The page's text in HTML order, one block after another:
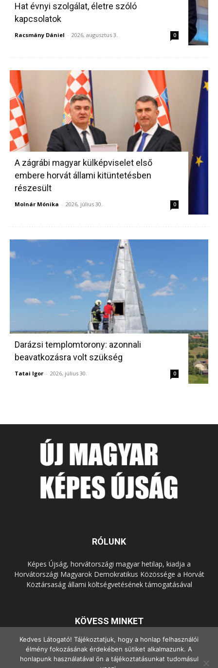
Hat évnyi szolgálat, életre szóló
kapcsolatok
Racsmány Dániel - 2026, augusztus 3. 0
A zágrábi magyar külképviselet első
embere horvát állami kitüntetésben
részesült
Molnár Mónika - 2026, július 30. 0
Darázsi templomtorony: azonnali
beavatkozásra volt szükség
Tatai Igor - 2026, július 30. 0
RÓLUNK
Képes Újság, horvátországi magyar hetilap, kiadja a
Horvátországi Magyarok Demokratikus Közössége a Horvát
Köztársaság állami költségvetésének támogatásával
KÖVESS MINKET
Kedves Látogató! Tájékoztatjuk, hogy a honlap felhasználói
élmény fokozásának érdekében sütiket alkalmazunk. A
honlapunk használatával ön a tájékoztatásunkat tudomásul